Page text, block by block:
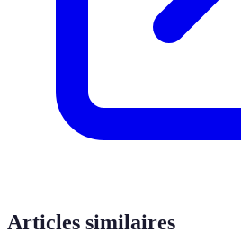
Articles similaires